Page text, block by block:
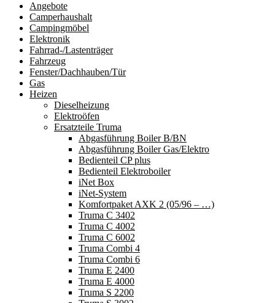
Angebote
Camperhaushalt
Campingmöbel
Elektronik
Fahrrad-/Lastenträger
Fahrzeug
Fenster/Dachhauben/Tür
Gas
Heizen
Dieselheizung
Elektroöfen
Ersatzteile Truma
Abgasführung Boiler B/BN
Abgasführung Boiler Gas/Elektro
Bedienteil CP plus
Bedienteil Elektroboiler
iNet Box
iNet-System
Komfortpaket AXK 2 (05/96 – …)
Truma C 3402
Truma C 4002
Truma C 6002
Truma Combi 4
Truma Combi 6
Truma E 2400
Truma E 4000
Truma S 2200